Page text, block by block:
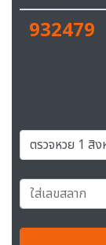
932479